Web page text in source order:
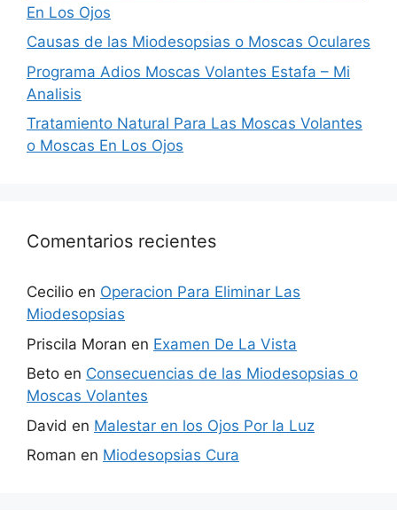
En Los Ojos
Causas de las Miodesopsias o Moscas Oculares
Programa Adios Moscas Volantes Estafa – Mi
Analisis
Tratamiento Natural Para Las Moscas Volantes
o Moscas En Los Ojos
Comentarios recientes
Cecilio en Operacion Para Eliminar Las
Miodesopsias
Priscila Moran en Examen De La Vista
Beto en Consecuencias de las Miodesopsias o
Moscas Volantes
David en Malestar en los Ojos Por la Luz
Roman en Miodesopsias Cura